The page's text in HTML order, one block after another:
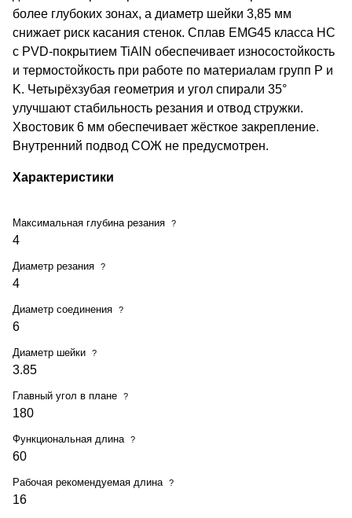
более глубоких зонах, а диаметр шейки 3,85 мм
снижает риск касания стенок. Сплав EMG45 класса HC
с PVD-покрытием TiAlN обеспечивает износостойкость
и термостойкость при работе по материалам групп P и
K. Четырёхзубая геометрия и угол спирали 35°
улучшают стабильность резания и отвод стружки.
Хвостовик 6 мм обеспечивает жёсткое закрепление.
Внутренний подвод СОЖ не предусмотрен.
Характеристики
Максимальная глубина резания ?
4
Диаметр резания ?
4
Диаметр соединения ?
6
Диаметр шейки ?
3.85
Главный угол в плане ?
180
Функциональная длина ?
60
Рабочая рекомендуемая длина ?
16